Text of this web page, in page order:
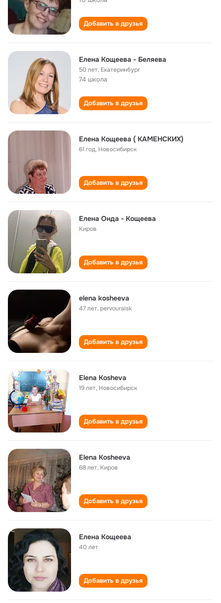
Добавить в друзья
Елена Кощеева - Беляева
50 лет, Екатеринбург
74 школа
Добавить в друзья
Елена Кощеева ( КАМЕНСКИХ)
61 год, Новосибирск
Добавить в друзья
Елена Онда - Кощеева
Киров
Добавить в друзья
elena kosheeva
47 лет,pervouralsk
Добавить в друзья
Elena Kosheva
19 лет, Новосибирск
Добавить в друзья
Elena Kosheeva
68 лет, Киров
Добавить в друзья
Елена Кощеева
40 лет
Добавить в друзья